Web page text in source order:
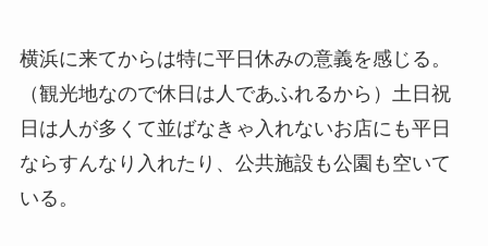
横浜に来てからは特に平日休みの意義を感じる。
（観光地なので休日は人であふれるから）土日祝
日は人が多くて並ばなきゃ入れないお店にも平日
ならすんなり入れたり、公共施設も公園も空いて
いる。